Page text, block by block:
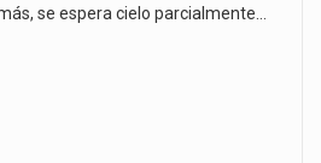
se espera cielo parcialmente…